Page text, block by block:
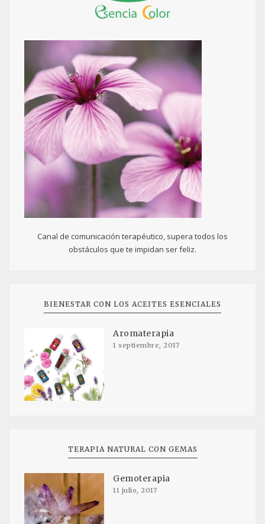
Canal de comunicación terapéutico, supera todos los
obstáculos que te impidan ser feliz.
BIENESTAR CON LOS ACEITES ESENCIALES
Aromaterapia
1 septiembre, 2017
TERAPIA NATURAL CON GEMAS
Gemoterapia
11 julio, 2017